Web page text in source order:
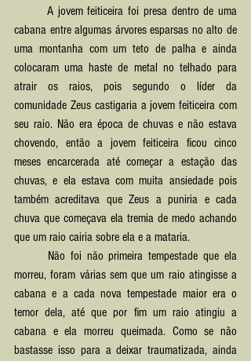
cabana entre algumas árvores esparsas no alto de
uma montanha com um teto de palha e ainda
colocaram uma haste de metal no telhado para
atrair os raios, pois segundo o líder da
comunidade Zeus castigaria a jovem feiticeira com
seu raio. Não era época de chuvas e não estava
chovendo, então a jovem feiticeira ficou cinco
meses encarcerada até começar a estação das
chuvas, e ela estava com muita ansiedade pois
também acreditava que Zeus a puniria e cada
chuva que começava ela tremia de medo achando
que um raio cairia sobre ela e a mataria.
morreu, foram várias sem que um raio atingisse a
cabana e a cada nova tempestade maior era o
temor dela, até que por fim um raio atingiu a
cabana e ela morreu queimada. Como se não
bastasse isso para a deixar traumatizada, ainda